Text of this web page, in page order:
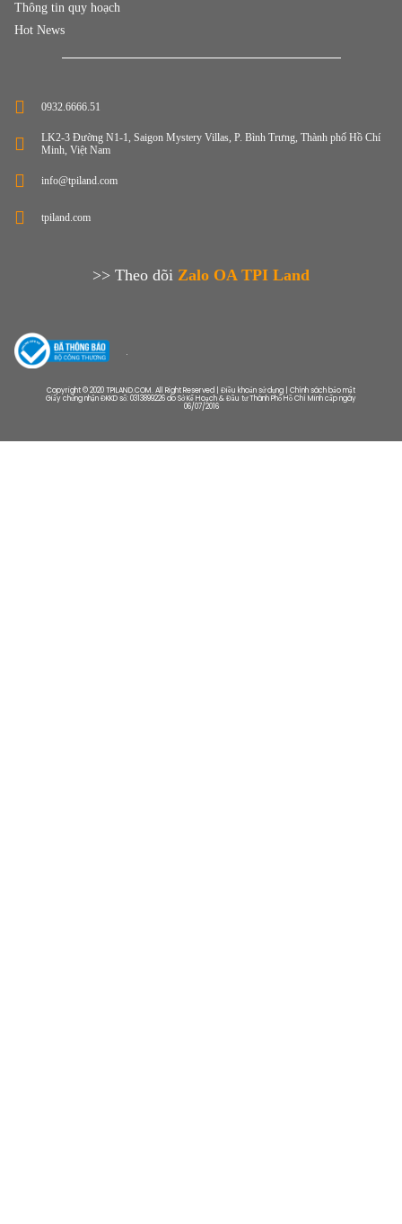
Thông tin quy hoạch
Hot News
0932.6666.51
LK2-3 Đường N1-1, Saigon Mystery Villas, P. Bình Trưng, Thành phố Hồ Chí
Minh, Việt Nam
info@tpiland.com
tpiland.com
>> Theo dõi Zalo OA TPI Land
Copyright © 2020 TPILAND.COM. All Right Reserved | Điều khoản sử dụng | Chính sách bảo mật
Giấy chứng nhận ĐKKD số: 0313899226 do Sở Kế Hoạch & Đầu tư Thành Phố Hồ Chí Minh cấp ngày
06/07/2016